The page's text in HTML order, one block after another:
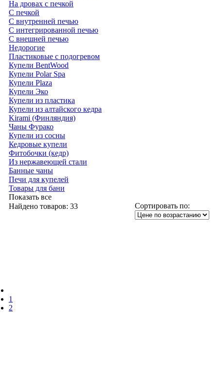
На дровах с печкой
С печкой
С внутренней печью
С интегрированной печью
С внешней печью
Недорогие
Пластиковые с подогревом
Купели BentWood
Купели Polar Spa
Купели Plaza
Купели Эко
Купели из пластика
Купели из алтайского кедра
Kirami (Финляндия)
Чаны Фурако
Купели из сосны
Кедровые купели
Фитобочки (кедр)
Из нержавеющей стали
Банные чаны
Печи для купелей
Товары для бани
Показать все
Найдено товаров: 33 Сортировать по:
1
2